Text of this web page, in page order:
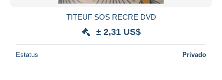
TITEUF SOS RECRE DVD
± 2,31 US$
Estatus Privado